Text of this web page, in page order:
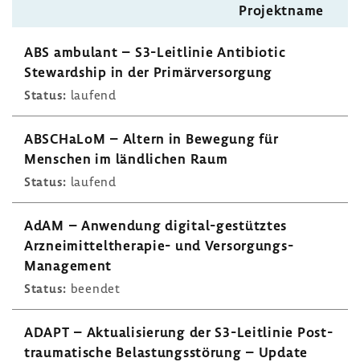
Projekt­name
ABS ambu­lant – S3-​Leitlinie Anti­biotic
Steward­ship in der Primär­ver­sor­gung
Status: laufend
ABSCHaLoM – Altern in Bewe­gung für
Menschen im länd­li­chen Raum
Status: laufend
AdAM – Anwen­dung digital-​gestütztes
Arzneimitteltherapie-​ und Versorgungs-​
Management
Status: beendet
ADAPT – Aktua­li­sie­rung der S3-​Leitlinie Post­
trau­ma­ti­sche Belas­tungs­stö­rung – Update